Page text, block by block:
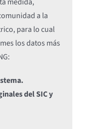
a la
para lo cual
los datos más
del SIC y